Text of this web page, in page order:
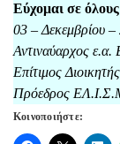
Εύχομαι σε όλους
03 – Δεκεμβρίου
Αντιναύαρχος
Επίτιμος
Πρόεδρος
Κοινοποιήστε: